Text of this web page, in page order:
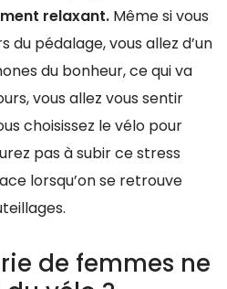
relaxant. Même si vous
pédalage, vous allez d’un
du bonheur, ce qui va
vous allez vous sentir
choisissez le vélo pour
pas à subir ce stress
lorsqu’on se retrouve
de femmes ne